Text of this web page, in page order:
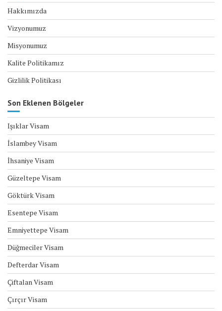
Hakkımızda
Vizyonumuz
Misyonumuz
Kalite Politikamız
Gizlilik Politikası
Son Eklenen Bölgeler
Işıklar Visam
İslambey Visam
İhsaniye Visam
Güzeltepe Visam
Göktürk Visam
Esentepe Visam
Emniyettepe Visam
Düğmeciler Visam
Defterdar Visam
Çiftalan Visam
Çırçır Visam